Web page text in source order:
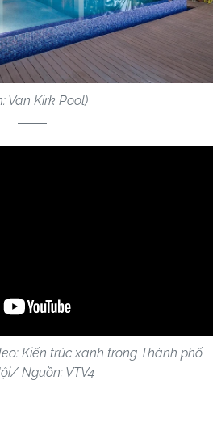
Van Kirk Pool)
Kiến trúc xanh trong Thành phố
Nguồn: VTV4